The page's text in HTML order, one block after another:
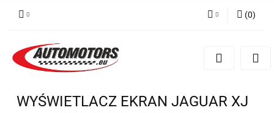
Zarejestruj się
(0)
WYŚWIETLACZ EKRAN JAGUAR XJ